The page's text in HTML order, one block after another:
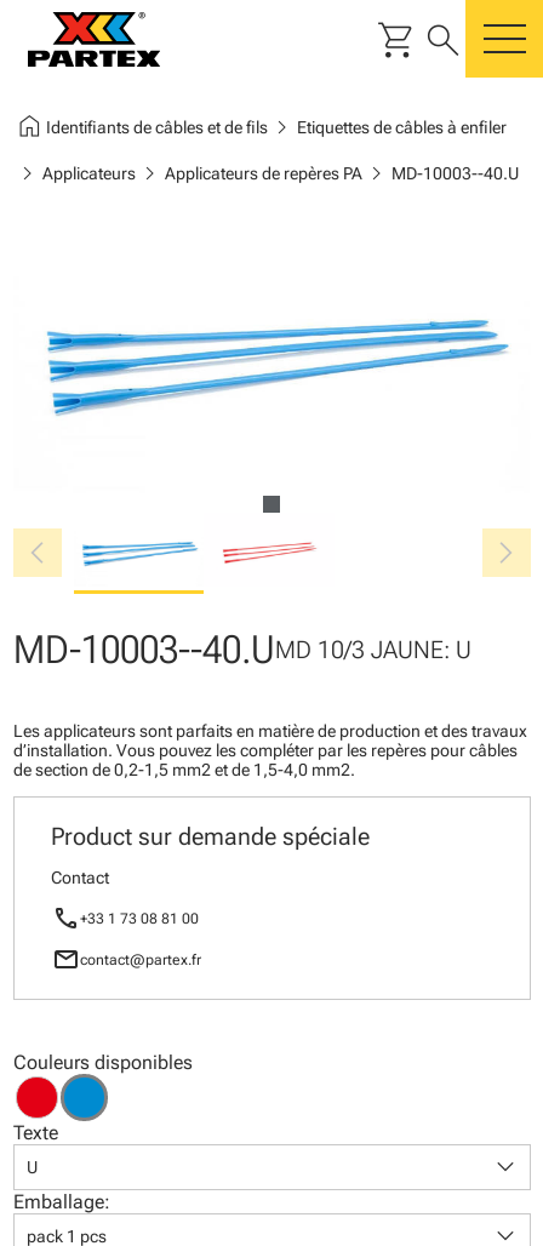
shopping_cart search
home Identifiants de câbles et de filschevron_right Etiquettes de câbles à enfiler
chevron_right Applicateurschevron_right Applicateurs de repères PAchevron_right MD-10003--40.U
chevron_left chevron_right
MD-10003--40.UMD 10/3 JAUNE: U
Les applicateurs sont parfaits en matière de production et des travaux
d’installation. Vous pouvez les compléter par les repères pour câbles
de section de 0,2-1,5 mm2 et de 1,5-4,0 mm2.
Product sur demande spéciale
Contact
call +33 1 73 08 81 00
mailcontact@partex.fr
Couleurs disponibles
Texte
U keyboard_arrow_down
Emballage:
pack 1 pcs keyboard_arrow_down